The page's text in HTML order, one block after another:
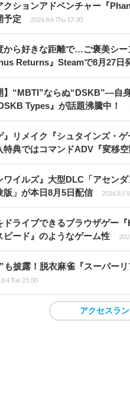
クションアドベンチャー『
予定
2026.8.6 Thu 17:30
から好きな距離で…ご褒美シ
Returns』Steamで8月27日
】“MBTI”ならぬ“DSKB”―自
Types』が話題沸騰中！
』リメイク『シュタインズ・
典ではコマンドADV『変移
ワイルズ』大型DLC「アセン
版」が本日8月5日配信
2026.8.5
ドライブできるブラウザゲー
ピード』のようなゲーム性
も披露！脱衣麻雀『スーパー
Tue 21:00
アクセスラ